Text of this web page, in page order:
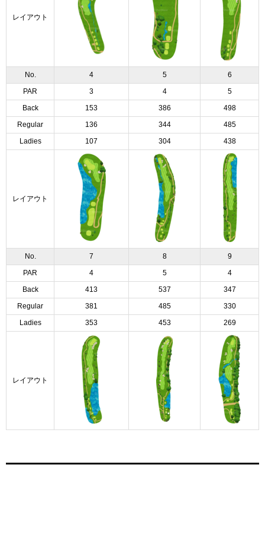
レイアウト
No. 4 5 6
PAR 3 4 5
Back 153 386 498
Regular 136 344 485
Ladies 107 304 438
レイアウト
No. 7 8 9
PAR 4 5 4
Back 413 537 347
Regular 381 485 330
Ladies 353 453 269
レイアウト